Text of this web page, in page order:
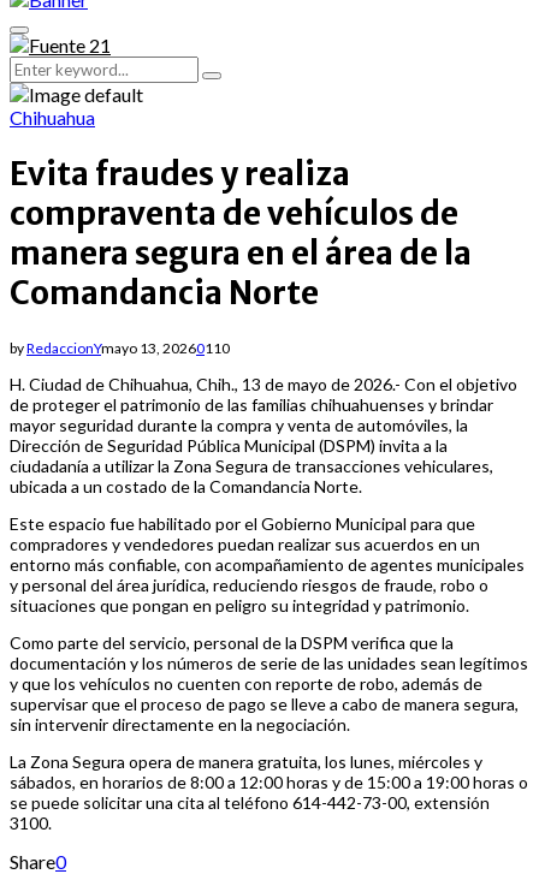
Primary
Menu
Search
for:
Search
Chihuahua
Evita fraudes y realiza
compraventa de vehículos de
manera segura en el área de la
Comandancia Norte
byRedaccionYmayo 13, 20260110
H. Ciudad de Chihuahua, Chih., 13 de mayo de 2026.- Con el objetivo
de proteger el patrimonio de las familias chihuahuenses y brindar
mayor seguridad durante la compra y venta de automóviles, la
Dirección de Seguridad Pública Municipal (DSPM) invita a la
ciudadanía a utilizar la Zona Segura de transacciones vehiculares,
ubicada a un costado de la Comandancia Norte.
Este espacio fue habilitado por el Gobierno Municipal para que
compradores y vendedores puedan realizar sus acuerdos en un
entorno más confiable, con acompañamiento de agentes municipales
y personal del área jurídica, reduciendo riesgos de fraude, robo o
situaciones que pongan en peligro su integridad y patrimonio.
Como parte del servicio, personal de la DSPM verifica que la
documentación y los números de serie de las unidades sean legítimos
y que los vehículos no cuenten con reporte de robo, además de
supervisar que el proceso de pago se lleve a cabo de manera segura,
sin intervenir directamente en la negociación.
La Zona Segura opera de manera gratuita, los lunes, miércoles y
sábados, en horarios de 8:00 a 12:00 horas y de 15:00 a 19:00 horas o
se puede solicitar una cita al teléfono 614-442-73-00, extensión
3100.
Share0